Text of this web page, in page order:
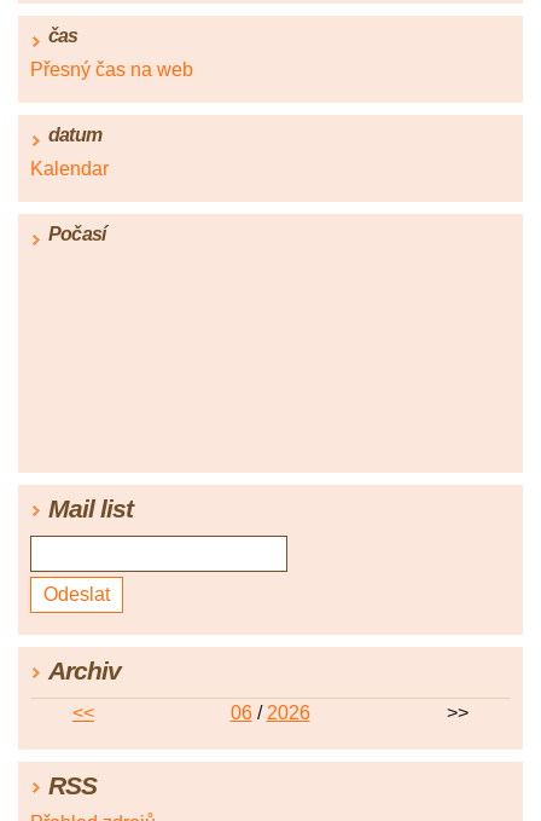
čas
Přesný čas na web
datum
Kalendar
Počasí
Mail list
Archiv
<< 06/ 2026 >>
RSS